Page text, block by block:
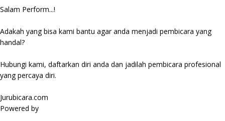
Salam Perform...!
Adakah yang bisa kami bantu agar anda menjadi pembicara yang
handal?
Hubungi kami, daftarkan diri anda dan jadilah pembicara profesional
yang percaya diri.
Jurubicara.com
Powered by